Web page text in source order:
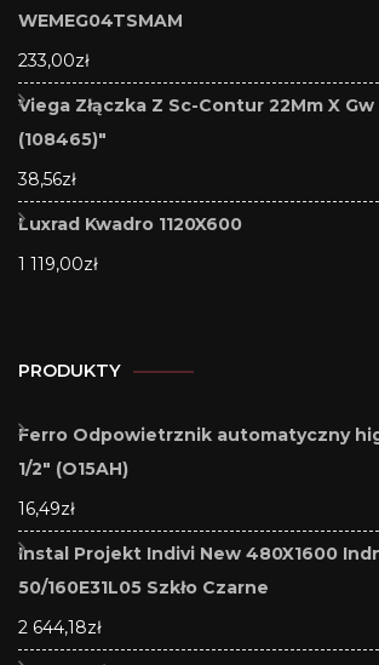
WEMEG04TSMAM
233,00zł
Viega Złączka Z Sc-Contur 22Mm X
(108465)"
38,56zł
Luxrad Kwadro 1120X600
1 119,00zł
PRODUKTY
Ferro Odpowietrznik automatyczny
1/2" (O15AH)
16,49zł
Instal Projekt Indivi New 480X1600
50/160E31L05 Szkło Czarne
2 644,18zł